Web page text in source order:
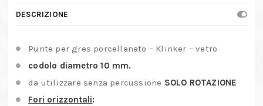
DESCRIZIONE
Punte per gres porcellanato – Klinker – vetro
codolo diametro 10 mm.
da utilizzare senza percussione SOLO ROTAZIONE
Fori orizzontali: